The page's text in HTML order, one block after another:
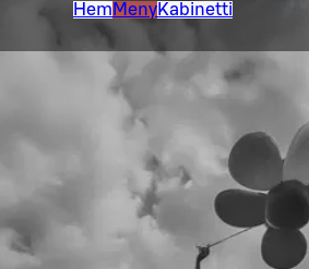
Hem MenyKabinetti